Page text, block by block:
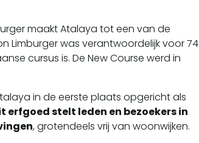
maakt Atalaya tot een van de
Limburger was verantwoordelijk voor 74
cursus is. De New Course werd in
in de eerste plaats opgericht als
erfgoed stelt leden en bezoekers in
, grotendeels vrij van woonwijken.